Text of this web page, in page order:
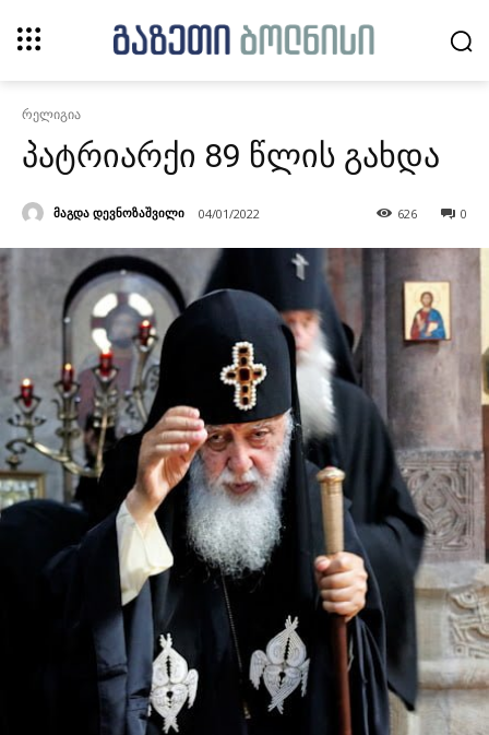
რელიგია
პატრიარქი 89 წლის გახდა
მაგდა დევნოზაშვილი 04/01/2022 0
626